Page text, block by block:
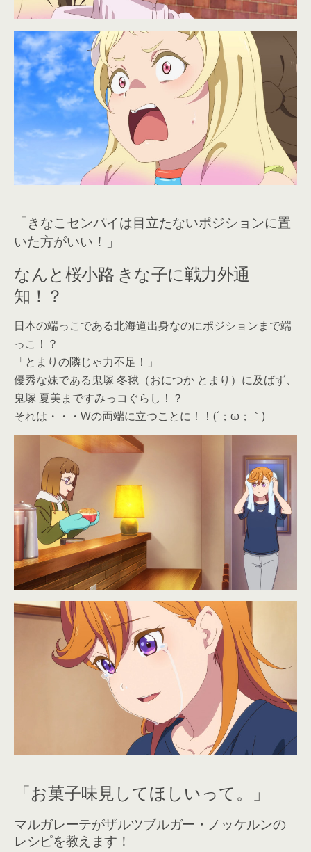
「きなこセンパイは目立たないポジションに置
いた方がいい！」
なんと桜小路 きな子に戦力外通
知！？
日本の端っこである北海道出身なのにポジションまで端
っこ！？
「とまりの隣じゃ力不足！」
優秀な妹である鬼塚 冬毬（おにつか とまり）に及ばず、
鬼塚 夏美まですみっコぐらし！？
それは・・・Wの両端に立つことに！！(´；ω；｀)
「お菓子味見してほしいって。」
マルガレーテがザルツブルガー・ノッケルンの
レシピを教えます！